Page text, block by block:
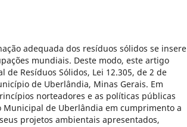
adequada dos resíduos sólidos se insere
mundiais. Deste modo, este artigo
de Resíduos Sólidos, Lei 12.305, de 2 de
de Uberlândia, Minas Gerais. Em
norteadores e as políticas públicas
Municipal de Uberlândia em cumprimento a
projetos ambientais apresentados,